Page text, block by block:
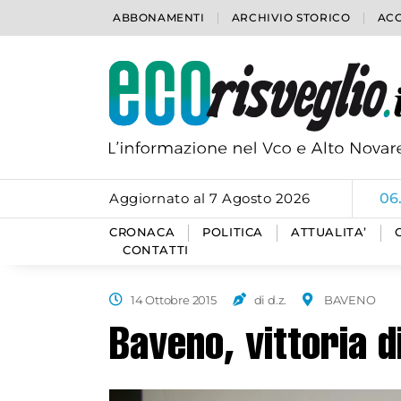
ABBONAMENTI ARCHIVIO STORICO
Aggiornato al 7 Agosto 2026
CRONACA POLITICA ATTUALITA’
CONTATTI
14 Ottobre 2015 di d.z. BAVENO
Baveno, vittoria